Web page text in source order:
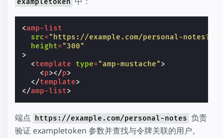
<amp-list
src="https://example.com/personal-
height="300"
>
<template type="amp-mustache">
<p></p>
</template>
</amp-list>
端点 https://example.com/personal-notes 负责
验证 exampletoken 参数并查找与令牌关联的用户。